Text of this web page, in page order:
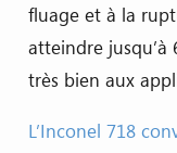
fluage et à la
atteindre jusqu’à
très bien aux
L’Inconel 718